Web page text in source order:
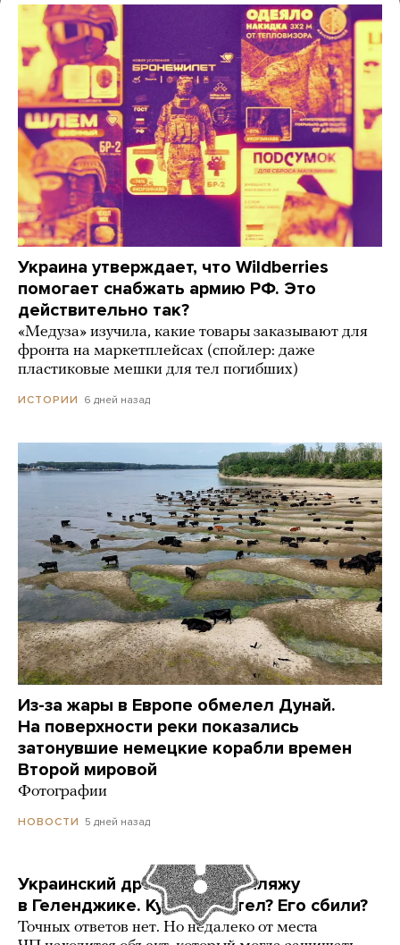
Украина утверждает, что Wildberries
помогает снабжать армию РФ. Это
действительно так?
«Медуза» изучила, какие товары заказывают для
фронта на маркетплейсах (спойлер: даже
пластиковые мешки для тел погибших)
ИСТОРИИ 6 дней назад
Из-за жары в Европе обмелел Дунай.
На поверхности реки показались
затонувшие немецкие корабли времен
Второй мировой
Фотографии
НОВОСТИ 5 дней назад
Украинский дрон попал по пляжу
в Геленджике. Куда он летел? Его сбили?
Точных ответов нет. Но недалеко от места